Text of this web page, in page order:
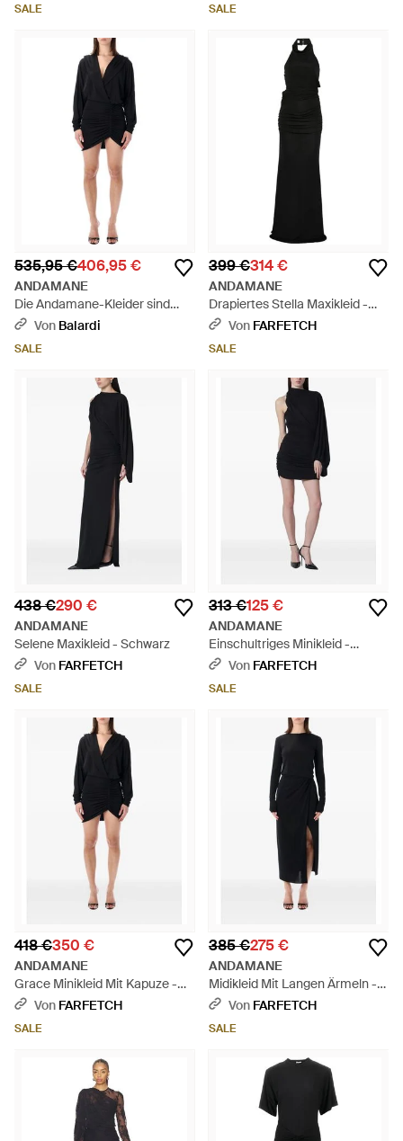
SALE SALE
535,95 €406,95 €
ANDAMANE
Die Andamane-Kleider sind
schwarz
Von Balardi
SALE
399 €314 €
ANDAMANE
Drapiertes Stella Maxikleid -
Schwarz
Von FARFETCH
SALE
438 €290 €
ANDAMANE
Selene Maxikleid - Schwarz
Von FARFETCH
SALE
313 €125 €
ANDAMANE
Einschultriges Minikleid -
Schwarz
Von FARFETCH
SALE
418 €350 €
ANDAMANE
Grace Minikleid Mit Kapuze -
Schwarz
Von FARFETCH
SALE
385 €275 €
ANDAMANE
Midikleid Mit Langen Ärmeln -
Schwarz
Von FARFETCH
SALE